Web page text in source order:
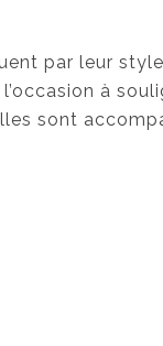
par leur
à
sont